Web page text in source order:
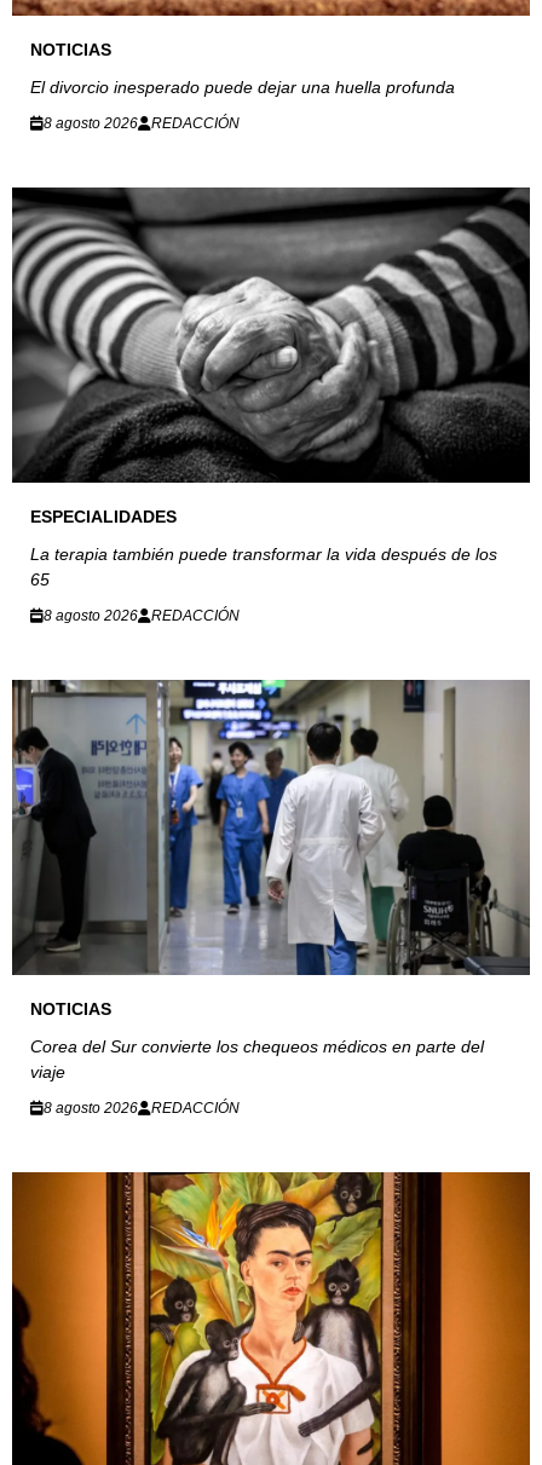
NOTICIAS
El divorcio inesperado puede dejar una huella profunda
8 agosto 2026 REDACCIÓN
ESPECIALIDADES
La terapia también puede transformar la vida después de los
65
8 agosto 2026 REDACCIÓN
NOTICIAS
Corea del Sur convierte los chequeos médicos en parte del
viaje
8 agosto 2026 REDACCIÓN